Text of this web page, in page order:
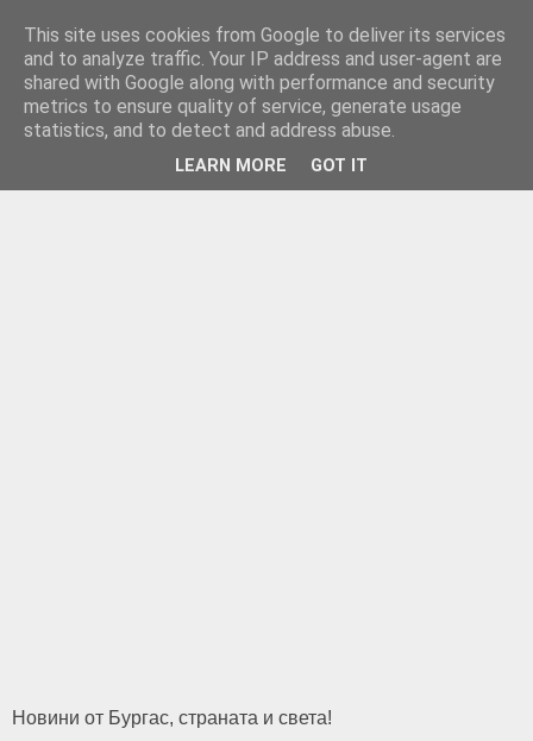
Новини от Бургас, страната и света!
This site uses cookies from Google to deliver its services
and to analyze traffic. Your IP address and user-agent are
shared with Google along with performance and security
metrics to ensure quality of service, generate usage
statistics, and to detect and address abuse.
LEARN MORE GOT IT